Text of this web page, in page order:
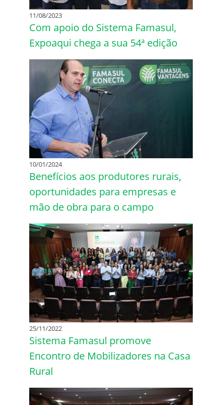
11/08/2023
Com apoio do Sistema Famasul,
Expoaqui chega a sua 54ª edição
10/01/2024
Benefícios aos produtores rurais,
oportunidades para empresas e
mão de obra para o campo
25/11/2022
Sistema Famasul promove
Encontro de Mobilizadores na Casa
Rural